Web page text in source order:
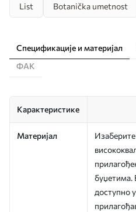
List Botanička umetnost
Спецификације и материјал
ФАК
Карактеристике
Материјал
Изаберите
буџетима.
доступно